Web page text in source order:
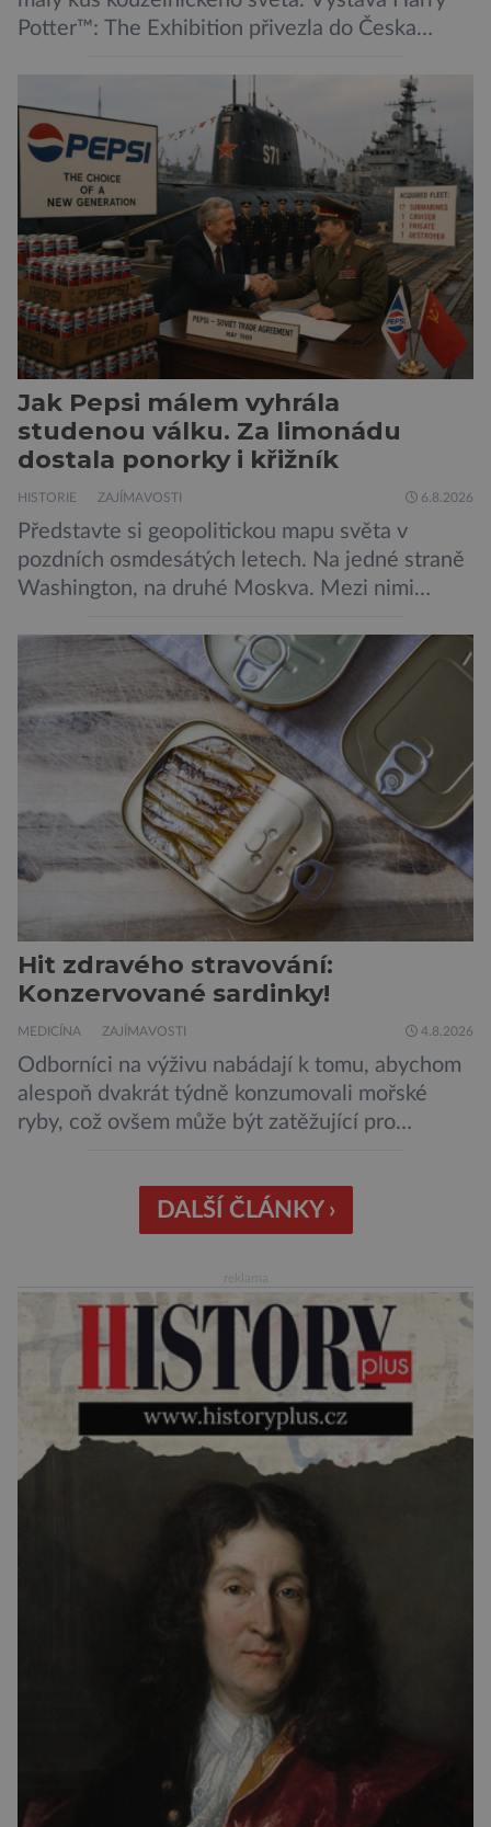
Potter™: The Exhibition přivezla do Česka
Bradavice, Hagridovu chýši i učebny, ve
kterých si můžete zkusit kouzla na vlastní kůži.
Nechte tedy mudlovské starosti přede dveřmi.
Neplecha byla zahájena. Dopis z Bradavic
možná stále nepřišel, ale […]
Jak Pepsi málem vyhrála
studenou válku. Za limonádu
dostala ponorky i křižník
HISTORIE ZAJÍMAVOSTI 6.8.2026
Představte si geopolitickou mapu světa v
pozdních osmdesátých letech. Na jedné straně
Washington, na druhé Moskva. Mezi nimi
padesátkrát dokola, železná opona a miliony
vojáků v permanentní pohotovosti. A pak je tu
Donald Kendall, generální ředitel společnosti
PepsiCo, který se v květnu roku 1989 stává
admirálem flotily, jež čítá sedmnáct […]
Hit zdravého stravování:
Konzervované sardinky!
MEDICÍNA ZAJÍMAVOSTI 4.8.2026
Odborníci na výživu nabádají k tomu, abychom
alespoň dvakrát týdně konzumovali mořské
ryby, což ovšem může být zatěžující pro
sardinky, které si může dovolit opravdu každý
„Místo toho, aby poskytovaly izolované
potravinou,“ říká nutriční specialista Colin
Robertson a zdůrazňuje […]
DALŠÍ ČLÁNKY ›